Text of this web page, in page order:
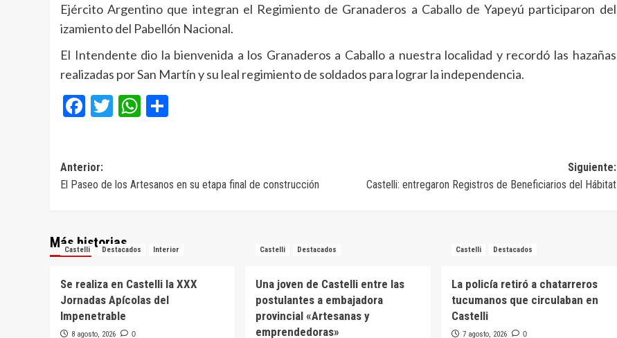
Ejército Argentino que integran el Regimiento de Granaderos a Caballo de Yapeyú participaron del
izamiento del Pabellón Nacional.
El Intendente dio la bienvenida a los Granaderos a Caballo a nuestra localidad y recordó las hazañas
realizadas por San Martín y su leal regimiento de soldados para lograr la independencia.
Facebook
TwitterWhatsApp
Navegación
de
Anterior:
El Paseo de los Artesanos en su etapa final de construcción
Siguiente:
Castelli: entregaron Registros de Beneficiarios del Hábitat
Más historias
Castelli Destacados Interior
Se realiza en Castelli la XXX
Jornadas Apícolas del
Impenetrable
8 agosto, 2026 0
Castelli Destacados
Una joven de Castelli entre las
postulantes a embajadora
provincial «Artesanas y
emprendedoras»
Castelli Destacados
La policía retiró a chatarreros
tucumanos que circulaban en
Castelli
7 agosto, 2026 0